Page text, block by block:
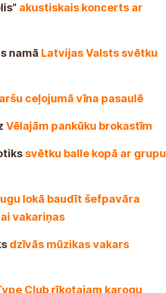
akustiskais koncerts ar
namā Latvijas Valsts svētku
ceļojumā vīna pasaulē
Vēlajām pankūku brokastīm
svētku balle kopā ar grupu
lokā baudīt šefpavāra
vakariņas
dzīvās mūzikas vakars
Club rīkotajam karogu